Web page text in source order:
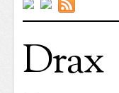
Drax